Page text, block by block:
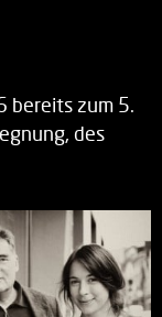
bereits zum 5.
des